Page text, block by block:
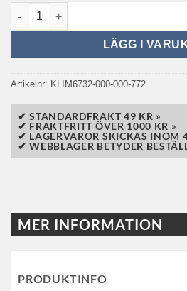
Klim Sheridon Beanie Italian Plum
LÄGG I
Artikelnr: KLIM6732-000-000-772
✔ STANDARDFRAKT 49 KR »
✔ FRAKTFRITT ÖVER 1000 KR »
✔ LAGERVAROR SKICKAS INOM
✔ WEBBLAGER BETYDER
MER INFORMATION
PRODUKTINFO